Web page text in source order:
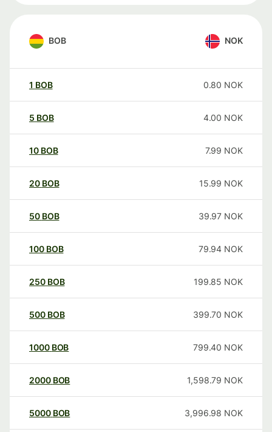
BOB NOK
1 BOB 0.80 NOK
5 BOB 4.00 NOK
10 BOB 7.99 NOK
20 BOB 15.99 NOK
50 BOB 39.97 NOK
100 BOB 79.94 NOK
250 BOB 199.85 NOK
500 BOB 399.70 NOK
1000 BOB 799.40 NOK
2000 BOB 1,598.79 NOK
5000 BOB 3,996.98 NOK